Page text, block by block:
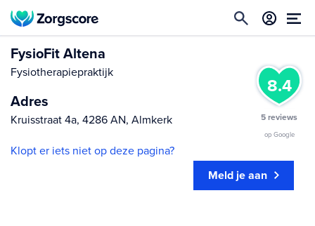
8.4
5 reviews
op Google
FysioFit Altena
Fysiotherapiepraktijk
Adres
Kruisstraat 4a, 4286 AN, Almkerk
Klopt er iets niet op deze pagina?
Meld je aan